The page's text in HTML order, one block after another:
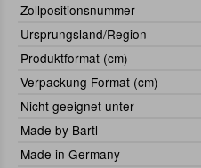
Zollpositionsnummer
Ursprungsland/Region
Produktformat (cm)
Verpackung Format (cm)
Nicht geeignet unter
Made by Bartl
Made in Germany